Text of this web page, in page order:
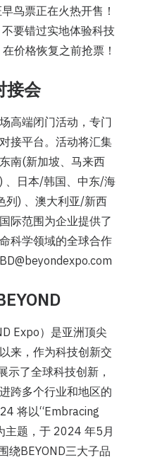
鸟票正在火热开售！
要错过实地体验科技
在价格恢复之前抢票！
接会
高端闭门活动，专门
接平台。活动将汇集
南(新加坡、马来西
、日本/韩国、中东/海
列) 、澳大利亚/新西
际范围为企业提供了
科学领域的全球合作
Expo）是亚洲顶尖
来，作为科技创新交
示了全球科技创新，
跨多个行业和地区的
将以“Embracing
主题，于 2024 年5月
绕BEYOND三大子品